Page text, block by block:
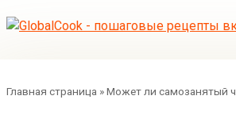
Главная страница »Может ли самозанятый